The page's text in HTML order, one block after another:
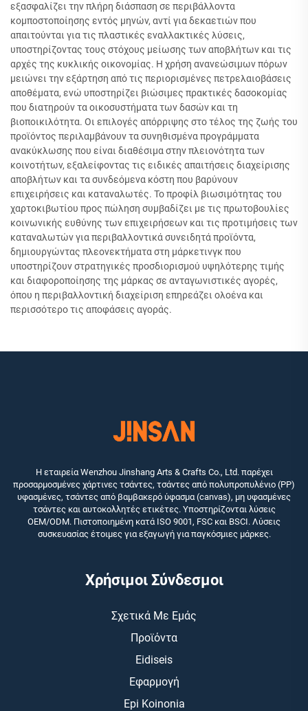
εξασφαλίζει την πλήρη διάσπαση σε περιβάλλοντα
κομποστοποίησης εντός μηνών, αντί για δεκαετιών που
απαιτούνται για τις πλαστικές εναλλακτικές λύσεις,
υποστηρίζοντας τους στόχους μείωσης των αποβλήτων και τις
αρχές της κυκλικής οικονομίας. Η χρήση ανανεώσιμων πόρων
μειώνει την εξάρτηση από τις περιορισμένες πετρελαιοβάσεις
αποθέματα, ενώ υποστηρίζει βιώσιμες πρακτικές δασοκομίας
που διατηρούν τα οικοσυστήματα των δασών και τη
βιοποικιλότητα. Οι επιλογές απόρριψης στο τέλος της ζωής του
προϊόντος περιλαμβάνουν τα συνηθισμένα προγράμματα
ανακύκλωσης που είναι διαθέσιμα στην πλειονότητα των
κοινοτήτων, εξαλείφοντας τις ειδικές απαιτήσεις διαχείρισης
αποβλήτων και τα συνδεόμενα κόστη που βαρύνουν
επιχειρήσεις και καταναλωτές. Το προφίλ βιωσιμότητας του
χαρτοκιβωτίου προς πώληση συμβαδίζει με τις πρωτοβουλίες
κοινωνικής ευθύνης των επιχειρήσεων και τις προτιμήσεις των
καταναλωτών για περιβαλλοντικά συνειδητά προϊόντα,
δημιουργώντας πλεονεκτήματα στη μάρκετινγκ που
υποστηρίζουν στρατηγικές προσδιορισμού υψηλότερης τιμής
και διαφοροποίησης της μάρκας σε ανταγωνιστικές αγορές,
όπου η περιβαλλοντική διαχείριση επηρεάζει ολοένα και
περισσότερο τις αποφάσεις αγοράς.
Η εταιρεία Wenzhou Jinshang Arts & Crafts Co., Ltd. παρέχει
προσαρμοσμένες χάρτινες τσάντες, τσάντες από πολυπροπυλένιο (PP)
υφασμένες, τσάντες από βαμβακερό ύφασμα (canvas), μη υφασμένες
τσάντες και αυτοκολλητές ετικέτες. Υποστηρίζονται λύσεις
OEM/ODM. Πιστοποιημένη κατά ISO 9001, FSC και BSCI. Λύσεις
συσκευασίας έτοιμες για εξαγωγή για παγκόσμιες μάρκες.
Χρήσιμοι Σύνδεσμοι
Σχετικά Με Εμάς
Προϊόντα
Eidiseis
Εφαρμογή
Epi Koinonia